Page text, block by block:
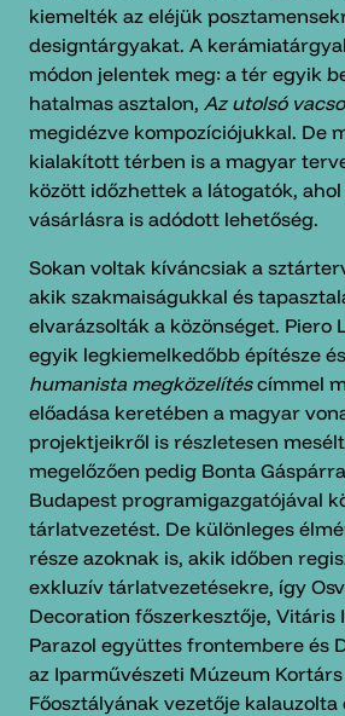
kiemelték az eléjük
designtárgyakat. A
módon jelentek meg: a tér egyik
hatalmas asztalon, Az utolsó
megidézve kompozíciójukkal. De
kialakított térben is a magyar
között időzhettek a látogatók,
vásárlásra is adódott lehetőség.
Sokan voltak kíváncsiak a
akik szakmaiságukkal és
elvarázsolták a közönséget. Piero
egyik legkiemelkedőbb építésze
humanista megközelítéscímmel
előadása keretében a magyar
projektjeikről is részletesen
megelőzően pedig Bonta
Budapest programigazgatójával
tárlatvezetést. De különleges
része azoknak is, akik időben
exkluzív tárlatvezetésekre, így
Decoration főszerkesztője, Vitáris
Parazol együttes frontembere és
az Iparművészeti Múzeum
Főosztályának vezetője